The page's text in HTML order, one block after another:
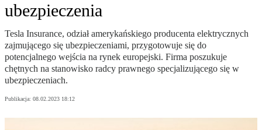
ubezpieczenia
Tesla Insurance, odział amerykańskiego producenta elektrycznych
zajmującego się ubezpieczeniami, przygotowuje się do
potencjalnego wejścia na rynek europejski. Firma poszukuje
chętnych na stanowisko radcy prawnego specjalizującego się w
ubezpieczeniach.
Publikacja: 08.02.2023 18:12